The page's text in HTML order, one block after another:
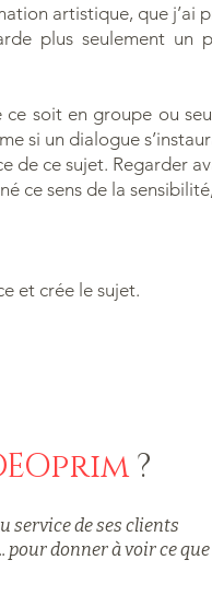
artistique, que
plus seulement un
soit en groupe ou
si un dialogue
de ce sujet. Regarder
ce sens de la
et crée le sujet.
?
service de ses clients
pour donner à voir ce